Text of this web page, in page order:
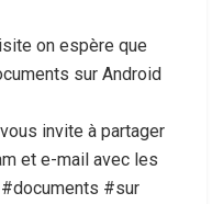
on espère que
sur Android
invite à partager
et e-mail avec les
#sur